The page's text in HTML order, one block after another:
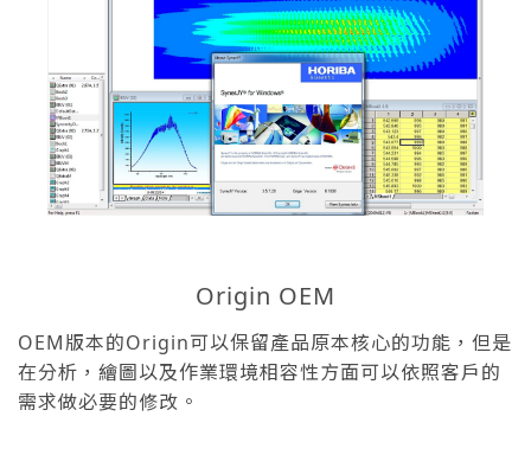
Origin OEM
OEM版本的Origin可以保留產品原本核心的功能，但是
在分析，繪圖以及作業環境相容性方面可以依照客戶的
需求做必要的修改。